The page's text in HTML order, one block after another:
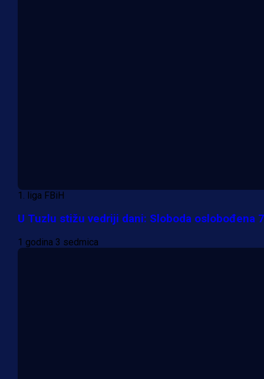
1. liga FBiH
U Tuzlu stižu vedriji dani: Sloboda oslobođena
1 godina 3 sedmica